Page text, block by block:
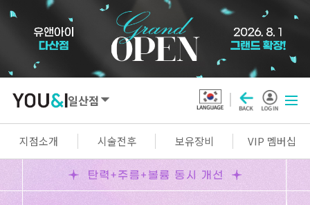
일산점
지점소개 시술전후 보유장비 VIP 멤버십
SEOUL
선릉점 잠실점
홍대신촌점